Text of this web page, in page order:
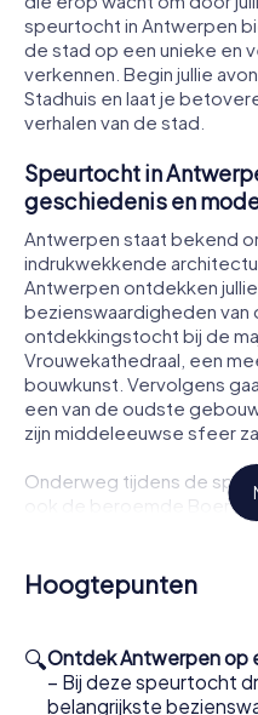
speurtocht in Antwerpen
de stad op een unieke en
verkennen. Begin jullie
Stadhuis en laat je
verhalen van de stad.
Speurtocht in
geschiedenis en
Antwerpen staat bekend
indrukwekkende
Antwerpen ontdekken
bezienswaardigheden van
ontdekkingstocht bij de
Vrouwekathedraal, een
bouwkunst. Vervolgens
een van de oudste
zijn middeleeuwse sfeer
Onderweg tijdens de
ook de beroemde
wolkenkrabbers van
perfecte mix van
architectuur te ervaren.
Hoe werkt de
Om de speurtocht in
Hoogtepunten
🔍Ontdek Antwerpen op
– Bij deze speurtocht
belangrijkste